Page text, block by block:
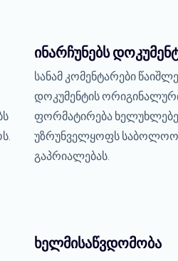
ინარჩუნებს
სანამ კომენტარები
დოკუმენტის
ფორმატირება
უზრუნველყოფს
გაპრიალებას.
ხელმისაწვდომობა